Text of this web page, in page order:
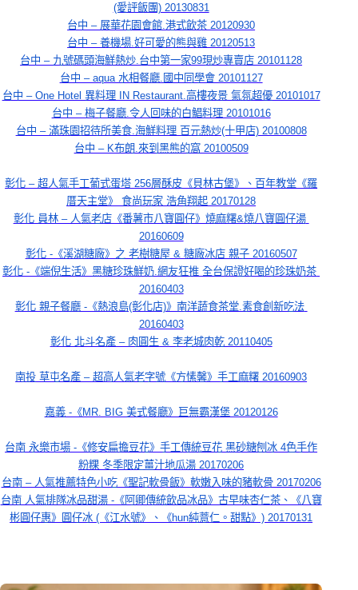
(愛評飯團) 20130831
台中 – 展華花園會館.港式飲茶 20120930
台中 – 養機場.好可愛的熊與雞 20120513
台中 – 九號碼頭海鮮熱炒.台中第一家99現炒專賣店 20101128
台中 – aqua 水相餐廳.國中同學會 20101127
台中 – One Hotel 異料理 IN Restaurant.高樓夜景 氣氛超優 20101017
台中 – 梅子餐廳.令人回味的白鯧料理 20101016
台中 – 滿珠園招待所美食.海鮮料理 百元熱炒(十甲店) 20100808
台中 – K布朗.來到黑熊的窩 20100509
彰化 – 超人氣手工葡式蛋塔 256層酥皮《貝林古堡》、百年教堂《羅
厝天主堂》 食尚玩家 浩角翔起 20170128
彰化 員林 – 人氣老店《番薯市八寶圓仔》燒麻糬&燒八寶圓仔湯
20160609
彰化 -《溪湖糖廠》之 老樹糖屋 & 糖廠冰店 親子 20160507
彰化 -《端倪生活》黑糖珍珠鮮奶.網友狂推 全台保證好喝的珍珠奶茶
20160403
彰化 親子餐廳 -《熱浪島(彰化店)》南洋蔬食茶堂.素食創新吃法
20160403
彰化 北斗名產 – 肉圓生 & 李老城肉乾 20110405
南投 草屯名產 – 超高人氣老字號《方愫馨》手工麻糬 20160903
嘉義 -《MR. BIG 美式餐廳》巨無霸漢堡 20120126
台南 永樂市場 -《修安扁擔豆花》手工傳統豆花 黑砂糖刨冰 4色手作
粉粿 冬季限定薑汁地瓜湯 20170206
台南 – 人氣推薦特色小吃《聖記軟骨飯》軟嫩入味的豬軟骨 20170206
台南 人氣排隊冰品甜湯 -《阿卿傳統飲品冰品》古早味杏仁茶、《八寶
彬圓仔惠》圓仔冰 (《江水號》、《hun純薏仁。甜點》) 20170131